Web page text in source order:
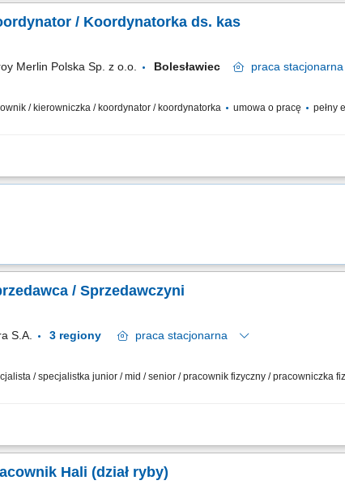
/ Koordynatorka ds. kas
Merlin Polska Sp. z o.o. Bolesławiec praca stacjonarna
/ kierowniczka / koordynator / koordynatorka umowa o pracę pełny
zadania na Ciebie czekają? koordynowanie pracy podległego zespołu w
/ Sprzedawczyni
S.A. praca stacjonarna
/ specjalistka junior / mid / senior / pracownik fizyczny / pracowniczka
obowiązków: Aktywna, codzienna praca z klientem w salonie. Realizacja
Hali (dział ryby)